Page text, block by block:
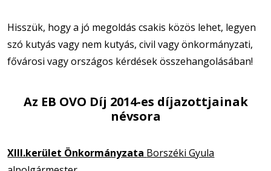
Hisszük, hogy a jó megoldás csakis közös lehet, legyen
szó kutyás vagy nem kutyás, civil vagy önkormányzati,
fővárosi vagy országos kérdések összehangolásában!
Az EB OVO Díj 2014-es díjazottjainak
névsora
XIII.kerület Önkormányzata Borszéki Gyula